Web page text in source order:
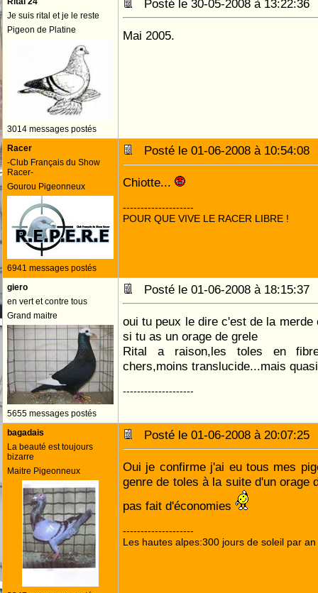
Je suis rital et je le reste
Pigeon de Platine
3014 messages postés
Posté le 30-05-2008 à
Mai 2005.
Racer
-Club Français du Show
Racer-
Gourou Pigeonneux
6941 messages postés
Posté le 01-06-2008 à
Chiotte...
--------------------
POUR QUE VIVE LE RACER LIBRE !
giero
en vert et contre tous
Grand maitre
5655 messages postés
Posté le 01-06-2008 à
oui tu peux le dire c'est de la
si tu as un orage de grele
Rital a raison,les toles en
chers,moins translucide...mais
--------------------
bagadais
La beauté est toujours
bizarre
Maitre Pigeonneux
Posté le 01-06-2008 à
Oui je confirme j'ai eu tous mes
genre de toles à la suite d'un orage
pas fait d'économies
--------------------
Les hautes alpes:300 jours de soleil par an